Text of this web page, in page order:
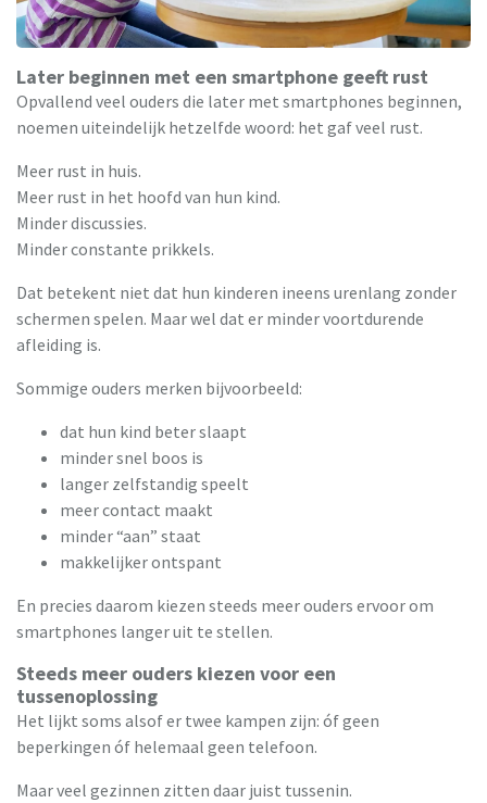
Later beginnen met een smartphone geeft rust
Opvallend veel ouders die later met smartphones beginnen,
noemen uiteindelijk hetzelfde woord: het gaf veel rust.
Meer rust in huis.
Meer rust in het hoofd van hun kind.
Minder discussies.
Minder constante prikkels.
Dat betekent niet dat hun kinderen ineens urenlang zonder
schermen spelen. Maar wel dat er minder voortdurende
afleiding is.
Sommige ouders merken bijvoorbeeld:
dat hun kind beter slaapt
minder snel boos is
langer zelfstandig speelt
meer contact maakt
minder “aan” staat
makkelijker ontspant
En precies daarom kiezen steeds meer ouders ervoor om
smartphones langer uit te stellen.
Steeds meer ouders kiezen voor een
tussenoplossing
Het lijkt soms alsof er twee kampen zijn: óf geen
beperkingen óf helemaal geen telefoon.
Maar veel gezinnen zitten daar juist tussenin.